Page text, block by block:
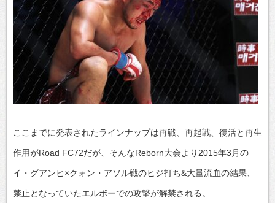
ここまでに発表されたラインナップは再戦、再起戦、復活と再生
作用がRoad FC72だが、そんなReborn大会より2015年3月の
イ・グアンヒ×クォン・アソル戦のヒジ打ち&大量流血の結果、
禁止となっていたエルボーでの攻撃が解禁される。